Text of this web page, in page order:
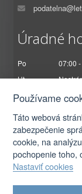
Úradné
Po 07:00
Ut
St
07:00 -
Pi
07:00
Používame
Táto webová
zabezpečenie
cookie, na
pochopenie toho,
Nastaviť cookies